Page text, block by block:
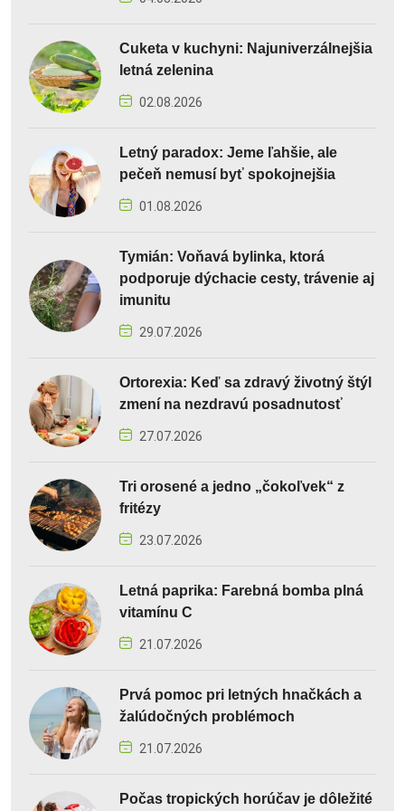
Cuketa v kuchyni: Najuniverzálnejšia
letná zelenina
02.08.2026
Letný paradox: Jeme ľahšie, ale
pečeň nemusí byť spokojnejšia
01.08.2026
Tymián: Voňavá bylinka, ktorá
podporuje dýchacie cesty, trávenie aj
imunitu
29.07.2026
Ortorexia: Keď sa zdravý životný štýl
zmení na nezdravú posadnutosť
27.07.2026
Tri orosené a jedno „čokoľvek“ z
fritézy
23.07.2026
Letná paprika: Farebná bomba plná
vitamínu C
21.07.2026
Prvá pomoc pri letných hnačkách a
žalúdočných problémoch
21.07.2026
Počas tropických horúčav je dôležité